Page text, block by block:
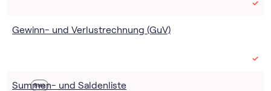
Gewinn- und Verlustrechnung (GuV)
Summen- und Saldenliste
Beta